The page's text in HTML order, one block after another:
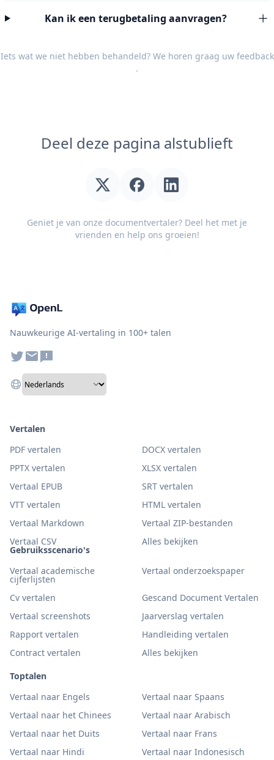
Kan ik een terugbetaling aanvragen?
Iets wat we niet hebben behandeld? We horen graag uw feedback
.
Deel deze pagina alstublieft
Geniet je van onze documentvertaler? Deel het met je
vrienden en help ons groeien!
Nauwkeurige AI-vertaling in 100+ talen
Gebruiksscenario's
Vertaal academische
cijferlijsten
Vertaal onderzoekspaper
Cv vertalen
Gescand Document Vertalen
Vertaal screenshots
Jaarverslag vertalen
Rapport vertalen
Handleiding vertalen
Contract vertalen
Alles bekijken
Toptalen
Vertaal naar Engels
Vertaal naar Spaans
Vertaal naar het Chinees
Vertaal naar Arabisch
Vertaal naar het Duits
Vertaal naar Frans
Vertaal naar Hindi
Vertaal naar Indonesisch
Vertalen
PDF vertalen
DOCX vertalen
PPTX vertalen
XLSX vertalen
Vertaal EPUB
SRT vertalen
VTT vertalen
HTML vertalen
Vertaal Markdown
Vertaal ZIP-bestanden
Vertaal CSV
Alles bekijken